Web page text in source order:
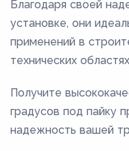
Благодаря своей
установке, они
применений в
технических
Получите
градусов под пайку
надежность вашей